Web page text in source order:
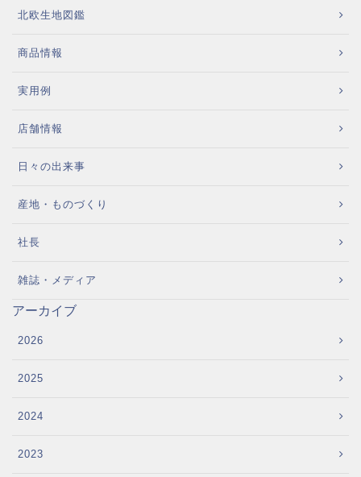
北欧生地図鑑
商品情報
実用例
店舗情報
日々の出来事
産地・ものづくり
社長
雑誌・メディア
アーカイブ
2026
2025
2024
2023